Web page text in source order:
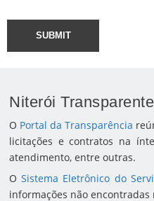
Niterói Transparente
O Portal da Transparência
licitações e contratos na
atendimento, entre outras.
OSistema Eletrônico do
informações não